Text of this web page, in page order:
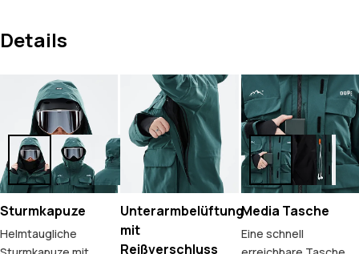
Details
Sturmkapuze
Helmtaugliche
Unterarmbelüftung
mit
Reißverschluss
Media Tasche
Eine schnell